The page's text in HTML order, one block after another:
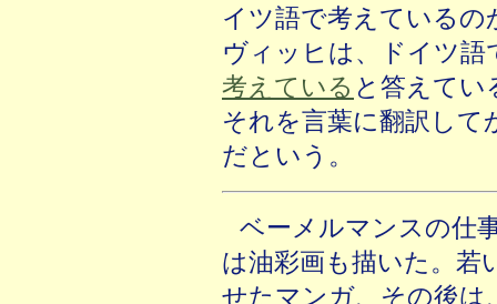
イツ語で考えている
ヴィッヒは、ドイツ
考えている と答えてい
それを言葉に翻訳し
だという。
ベーメルマンスの仕
は油彩画も描いた。若
せたマンガ、その後は